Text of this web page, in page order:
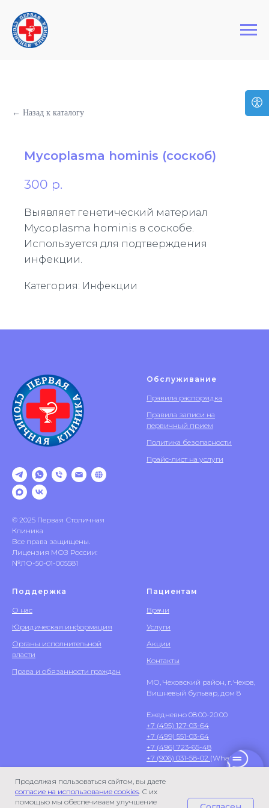
Первая Столичная Клиника
Продолжая пользоваться сайтом, вы даете
согласие на использование cookies. С их
помощью мы обеспечиваем улучшение
← Назад к каталогу
Мycoplasma hominis (соскоб)
300 р.
Выявляет генетический материал
Мycoplasma hominis в соскобе.
Используется для подтверждения
инфекции.
Категория: Инфекции
© 2025 Первая Столичная
Клиника
Все права защищены.
Лицензия МОЗ России:
№ЛО-50-01-005581
Обслуживание
Правила распорядка
Правила записи на
первичный прием
Политика безопасности
Прайс-лист на услуги
Поддержка
О нас
Юридическая информация
Органы исполнительной
власти
Права и обязанности граждан
Пациентам
Врачи
Услуги
Акции
Контакты
МО, Чеховский район, г. Чехов,
Вишневый бульвар, дом 8
Ежедневно 08:00-20:00
+7 (495) 127-03-64
+7 (499) 551-03-64
+7 (496) 723-65-48
+7 (906) 031-58-02 (WhatsApp)